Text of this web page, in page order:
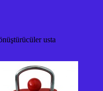
usta